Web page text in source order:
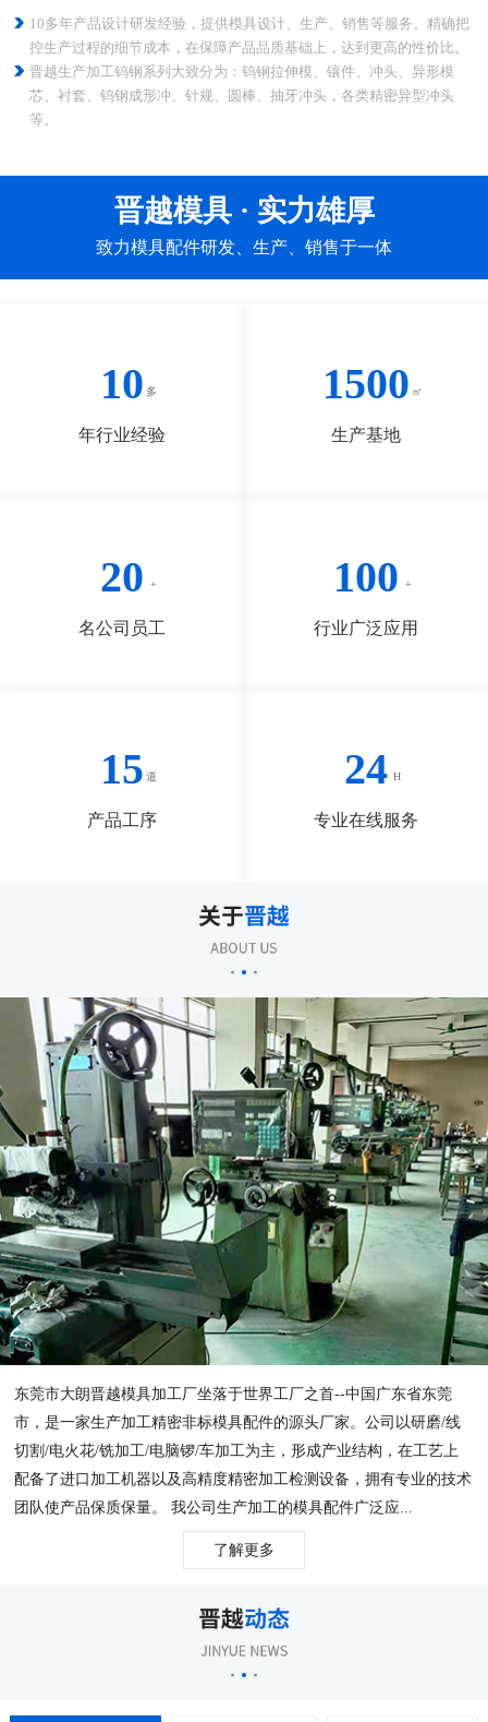
10多年产品设计研发经验，提供模具设计、生产、销售等服务。精确把
控生产过程的细节成本，在保障产品品质基础上，达到更高的性价比。
晋越生产加工钨钢系列大致分为：钨钢拉伸模、镶件、冲头、异形模
芯、衬套、钨钢成形冲、针规、圆棒、抽牙冲头，各类精密异型冲头
等。
晋越模具 · 实力雄厚
致力模具配件研发、生产、销售于一体
10
年行业经验
1500
生产基地
20
名公司员工
100
行业广泛应用
15
产品工序
24
专业在线服务
东莞市大朗晋越模具加工厂坐落于世界工厂之首--中国广东省东莞
市，是一家生产加工精密非标模具配件的源头厂家。公司以研磨/线
切割/电火花/铣加工/电脑锣/车加工为主，形成产业结构，在工艺上
配备了进口加工机器以及高精度精密加工检测设备，拥有专业的技术
团队使产品保质保量。 我公司生产加工的模具配件广泛应...
了解更多